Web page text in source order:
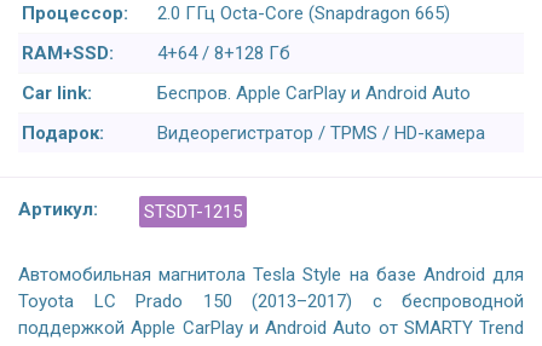
Процессор:
2.0 ГГц Octa-Core (Snapdragon 665)
RAM+SSD:
4+64 / 8+128 Гб
Car link:
Беспров. Apple CarPlay и Android Auto
Подарок:
Видеорегистратор / TPMS / HD-камера
Артикул: STSDT-1215
Автомобильная магнитола Tesla Style на базе Android для
Toyota LC Prado 150 (2013–2017) с беспроводной
поддержкой Apple CarPlay и Android Auto от SMARTY Trend